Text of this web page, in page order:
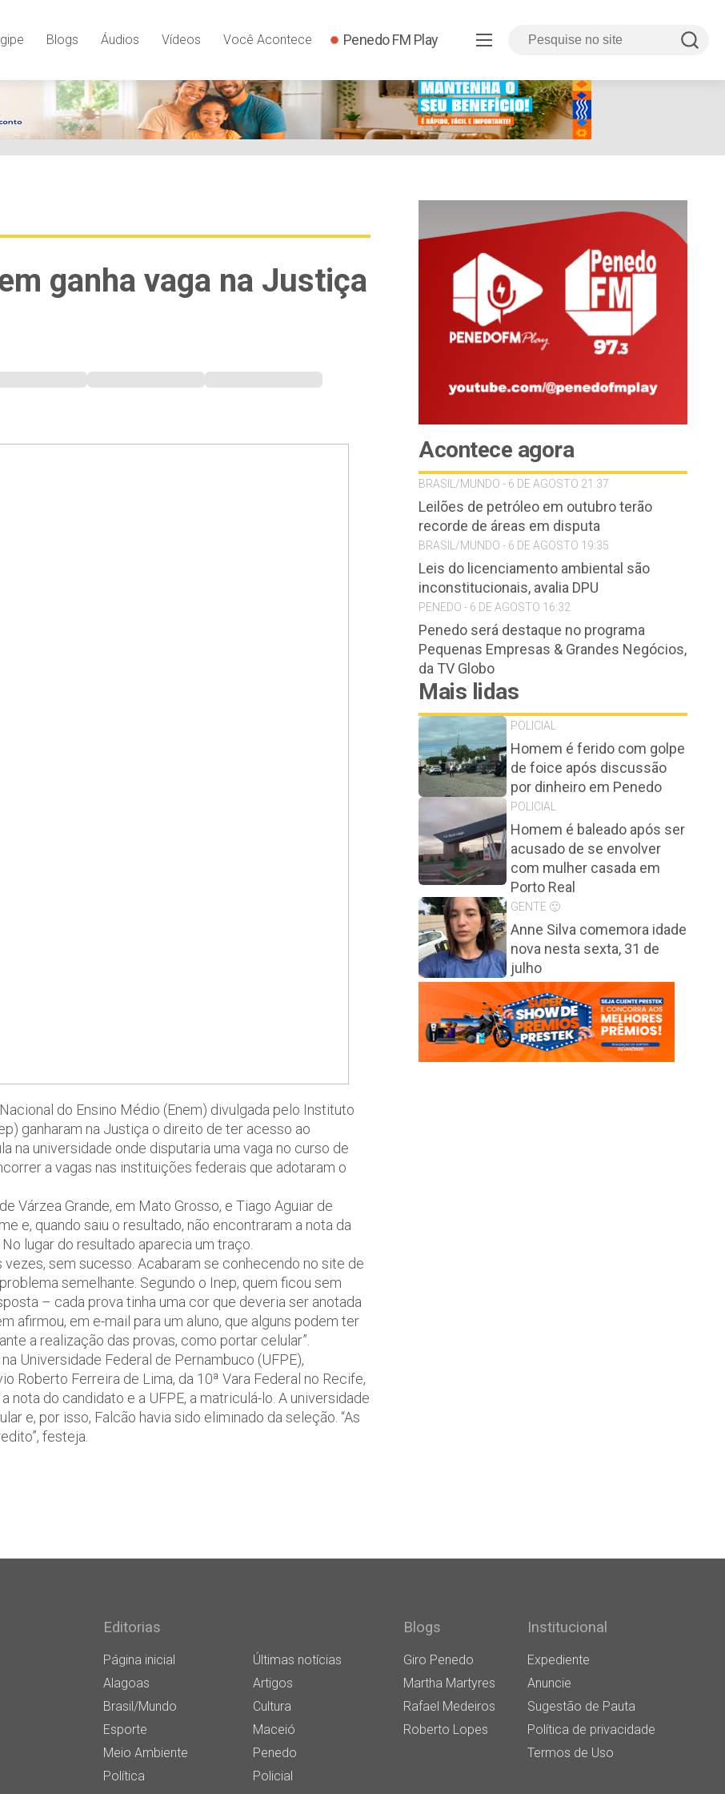
Blogs Áudios Vídeos Você Acontece Penedo FM Play
ganha vaga na Justiça
do Ensino Médio (Enem) divulgada pelo Instituto
ganharam na Justiça o direito de ter acesso ao
na universidade onde disputaria uma vaga no curso de
a vagas nas instituições federais que adotaram o
Várzea Grande, em Mato Grosso, e Tiago Aguiar de
e, quando saiu o resultado, não encontraram a nota da
lugar do resultado aparecia um traço.
sem sucesso. Acabaram se conhecendo no site de
semelhante. Segundo o Inep, quem ficou sem
– cada prova tinha uma cor que deveria ser anotada
afirmou, em e-mail para um aluno, que alguns podem ter
a realização das provas, como portar celular”.
Universidade Federal de Pernambuco (UFPE),
Roberto Ferreira de Lima, da 10ª Vara Federal no Recife,
nota do candidato e a UFPE, a matriculá-lo. A universidade
e, por isso, Falcão havia sido eliminado da seleção. “As
festeja.
Acontece agora
BRASIL/MUNDO - 6 DE AGOSTO 21:37
Leilões de petróleo em outubro terão
recorde de áreas em disputa
BRASIL/MUNDO - 6 DE AGOSTO 19:35
Leis do licenciamento ambiental são
inconstitucionais, avalia DPU
PENEDO - 6 DE AGOSTO 16:32
Penedo será destaque no programa
Pequenas Empresas & Grandes Negócios,
da TV Globo
Mais lidas
POLICIAL
Homem é ferido com golpe
de foice após discussão
por dinheiro em Penedo
POLICIAL
Homem é baleado após ser
acusado de se envolver
com mulher casada em
Porto Real
GENTE 🙂
Anne Silva comemora idade
nova nesta sexta, 31 de
julho
Editorias
Página inicial
Últimas notícias
Alagoas
Artigos
Brasil/Mundo
Cultura
Esporte
Maceió
Meio Ambiente
Penedo
Política
Policial
Blogs
Giro Penedo
Martha Martyres
Rafael Medeiros
Roberto Lopes
Institucional
Expediente
Anuncie
Sugestão de Pauta
Política de privacidade
Termos de Uso